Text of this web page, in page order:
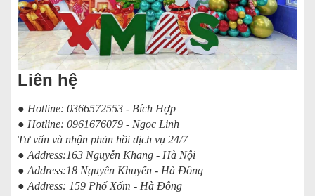
Liên hệ
● Hotline: 0366572553 - Bích Hợp
● Hotline: 0961676079 - Ngọc Linh
Tư vấn và nhận phản hồi dịch vụ 24/7
● Address:163 Nguyễn Khang - Hà Nội
● Address:18 Nguyễn Khuyến - Hà Đông
● Address: 159 Phố Xốm - Hà Đông